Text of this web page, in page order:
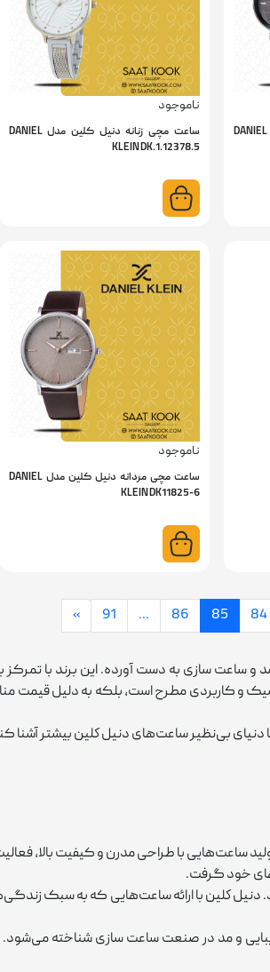
ساعت مچی زنانه دنیل کلین مدل DANIEL
ناموجود
ساعت مچی زنانه دنیل کلین مدل DANIEL
KLEIN DK.1.12378.5
ناموجود
ساعت مچی مردانه دنیل کلین مدل DANIEL
KLEIN DK11825-6
84
85
86
...
91
»
ساعت ‌سازی به دست آورده. این برند با تمرکز
و کاربردی مطرح است، بلکه به دلیل قیمت
دنیای بی‌نظیر ساعت‌های دنيل كلين بیشتر آشنا
با هدف تولید ساعت‌هایی با طراحی مدرن و کیفیت بالا،
خود گرفت.
پیدا کرد. دنيل كلين با ارائه ساعت‌هایی که به سبک
یکی از نمادهای زیبایی و مد در صنعت ساعت ‌سازی